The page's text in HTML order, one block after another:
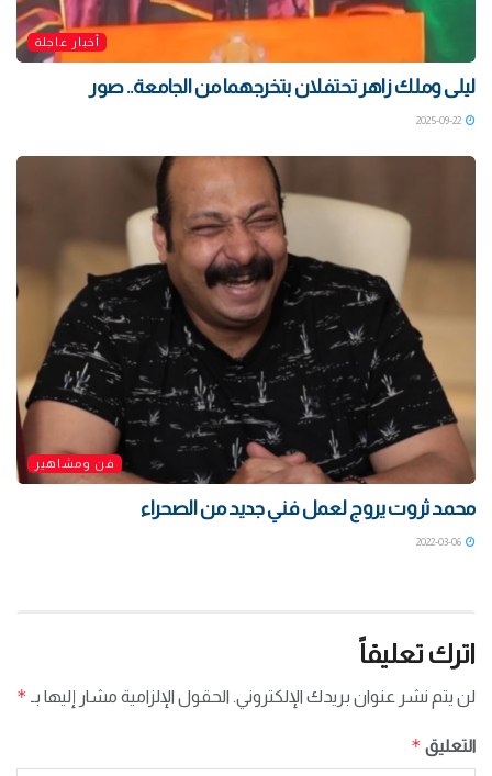
أخبار عاجلة
ليلى وملك زاهر تحتفلان بتخرجهما من الجامعة.. صور
فن ومشاهير
محمد ثروت يروج لعمل فني جديد من الصحراء
اترك تعليقاً
لن يتم نشر عنوان بريدك الإلكتروني. الحقول الإلزامية مشار إليها بـ *
التعليق *